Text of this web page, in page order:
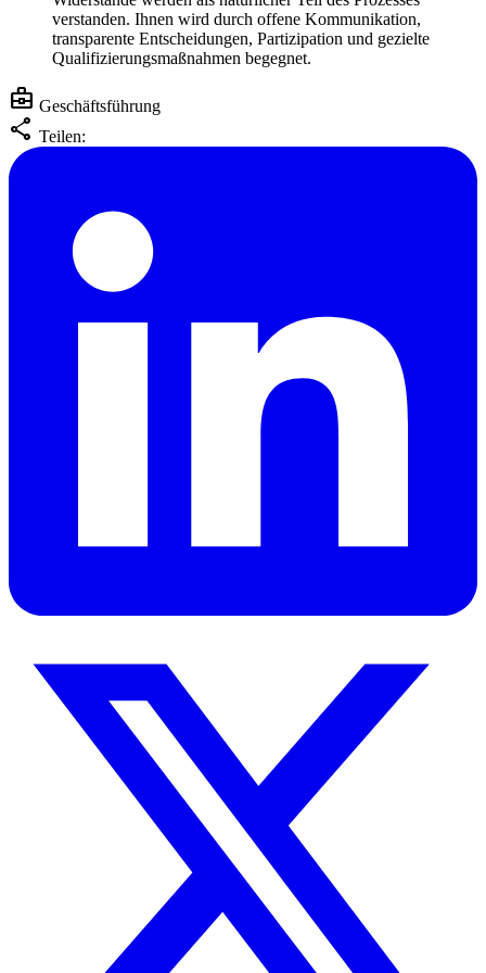
verstanden. Ihnen wird durch offene Kommunikation,
transparente Entscheidungen, Partizipation und gezielte
Qualifizierungsmaßnahmen begegnet.
business_center Geschäftsführung
share Teilen: